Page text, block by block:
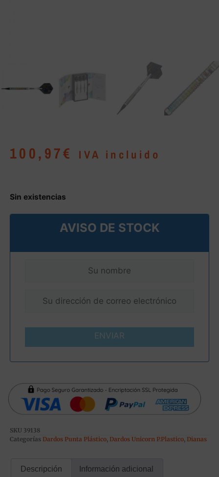
100,97€ IVA incluido
Sin existencias
AVISO DE STOCK
ENVIAR
SKU 39138
Categorías Dardos Punta Plástico, Dardos Unicorn P.Plastico, Dianas
Descripción Información adicional